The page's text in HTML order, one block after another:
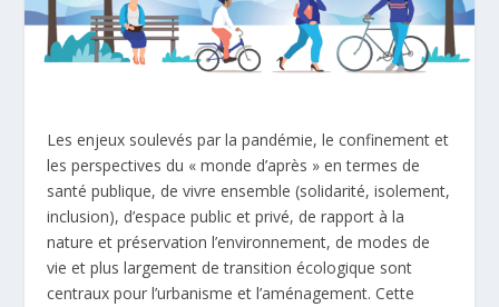
Les enjeux soulevés par la pandémie, le confinement et
les perspectives du « monde d’après » en termes de
santé publique, de vivre ensemble (solidarité, isolement,
inclusion), d’espace public et privé, de rapport à la
nature et préservation l’environnement, de modes de
vie et plus largement de transition écologique sont
centraux pour l’urbanisme et l’aménagement. Cette